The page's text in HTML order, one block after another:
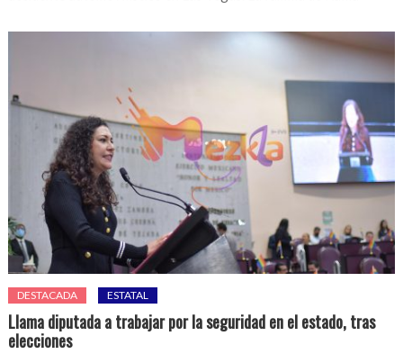
DESTACADA ESTATAL
Llama diputada a trabajar por la seguridad en el estado, tras
elecciones